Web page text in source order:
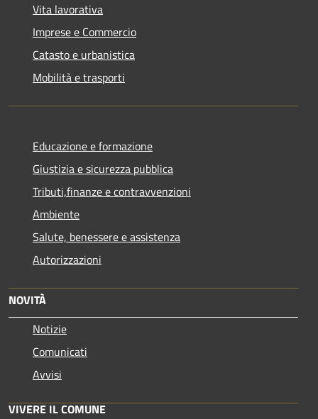
Vita lavorativa
Imprese e Commercio
Catasto e urbanistica
Mobilità e trasporti
Educazione e formazione
Giustizia e sicurezza pubblica
Tributi,finanze e contravvenzioni
Ambiente
Salute, benessere e assistenza
Autorizzazioni
NOVITÀ
Notizie
Comunicati
Avvisi
VIVERE IL COMUNE